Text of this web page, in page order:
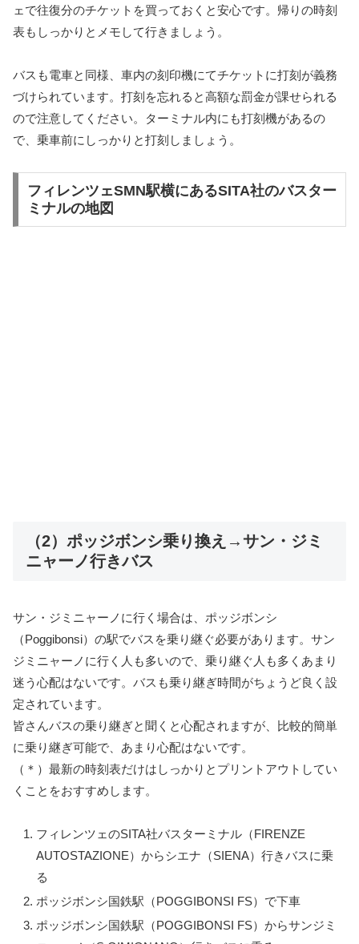
ェで往復分のチケットを買っておくと安心です。帰りの時刻
表もしっかりとメモして行きましょう。
バスも電車と同様、車内の刻印機にてチケットに打刻が義務
づけられています。打刻を忘れると高額な罰金が課せられる
ので注意してください。ターミナル内にも打刻機があるの
で、乗車前にしっかりと打刻しましょう。
フィレンツェSMN駅横にあるSITA社のバスター
ミナルの地図
（2）ポッジボンシ乗り換え→サン・ジミ
ニャーノ行きバス
サン・ジミニャーノに行く場合は、ポッジボンシ
（Poggibonsi）の駅でバスを乗り継ぐ必要があります。サン
ジミニャーノに行く人も多いので、乗り継ぐ人も多くあまり
迷う心配はないです。バスも乗り継ぎ時間がちょうど良く設
定されています。
皆さんバスの乗り継ぎと聞くと心配されますが、比較的簡単
に乗り継ぎ可能で、あまり心配はないです。
（＊）最新の時刻表だけはしっかりとプリントアウトしてい
くことをおすすめします。
フィレンツェのSITA社バスターミナル（FIRENZE
AUTOSTAZIONE）からシエナ（SIENA）行きバスに乗
る
ポッジボンシ国鉄駅（POGGIBONSI FS）で下車
ポッジボンシ国鉄駅（POGGIBONSI FS）からサンジミ